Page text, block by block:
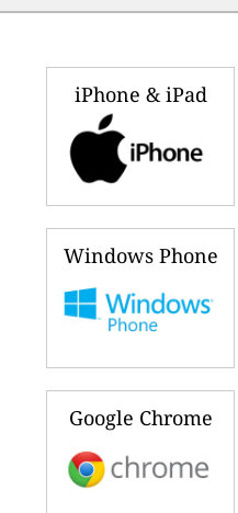
iPhone & iPad
Windows Phone
Google Chrome